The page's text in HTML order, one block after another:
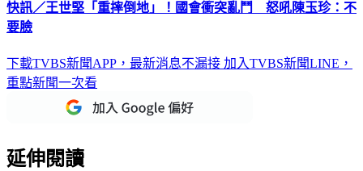
快訊／王世堅「重摔倒地」！國會衝突亂鬥 怒吼陳玉珍：不
要臉
下載TVBS新聞APP，最新消息不漏接 加入TVBS新聞LINE，
重點新聞一次看
延伸閱讀